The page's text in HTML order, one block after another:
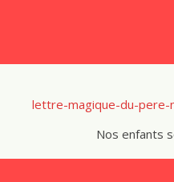
lettre-magique-du-pere-
Nos enfants